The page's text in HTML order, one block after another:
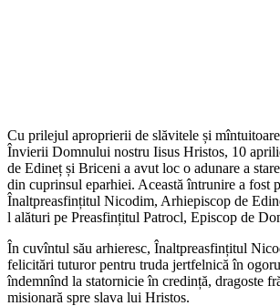
Cu prilejul aproprierii de slăvitele și
Învierii Domnului nostru Iisus Hristos, 10
de Edineț și Briceni a avut loc o adunare a
din cuprinsul eparhiei. Această întrunire a fost
Înaltpreasfințitul Nicodim, Arhiepiscop de
l alături pe Preasfințitul Patrocl, Episcop de
În cuvîntul său arhieresc, Înaltpreasfințitul
felicitări tuturor pentru truda jertfelnică în
îndemnînd la statornicie în credință, dragoste
misionară spre slava lui Hristos.